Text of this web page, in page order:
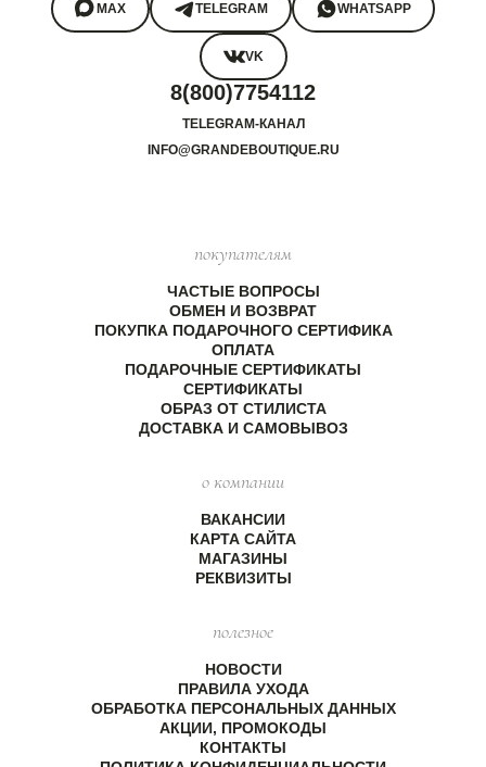
MAX TELEGRAM WHATSAPP
VK
8(800)7754112
TELEGRAM-КАНАЛ
INFO@GRANDEBOUTIQUE.RU
покупателям
ЧАСТЫЕ ВОПРОСЫ
ОБМЕН И ВОЗВРАТ
ПОКУПКА ПОДАРОЧНОГО СЕРТИФИКА
ОПЛАТА
ПОДАРОЧНЫЕ СЕРТИФИКАТЫ
СЕРТИФИКАТЫ
ОБРАЗ ОТ СТИЛИСТА
ДОСТАВКА И САМОВЫВОЗ
о компании
ВАКАНСИИ
КАРТА САЙТА
МАГАЗИНЫ
РЕКВИЗИТЫ
полезное
НОВОСТИ
ПРАВИЛА УХОДА
ОБРАБОТКА ПЕРСОНАЛЬНЫХ ДАННЫХ
АКЦИИ, ПРОМОКОДЫ
КОНТАКТЫ